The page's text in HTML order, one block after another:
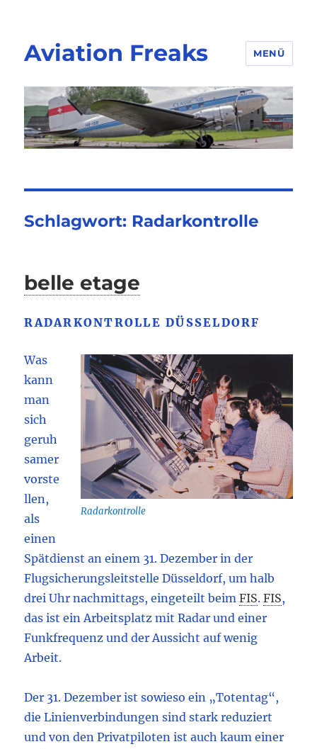
Aviation Freaks MENÜ
Schlagwort: Radarkontrolle
belle etage
RADARKONTROLLE DÜSSELDORF
Radarkontrolle
Was
kann
man
sich
geruh
samer
vorste
llen,
als
einen
Spätdienst an einem 31. Dezember in der
Flugsicherungsleitstelle Düsseldorf, um halb
drei Uhr nachmittags, eingeteilt beim FIS. FIS,
das ist ein Arbeitsplatz mit Radar und einer
Funkfrequenz und der Aussicht auf wenig
Arbeit.
Der 31. Dezember ist sowieso ein „Totentag“,
die Linienverbindungen sind stark reduziert
und von den Privatpiloten ist auch kaum einer